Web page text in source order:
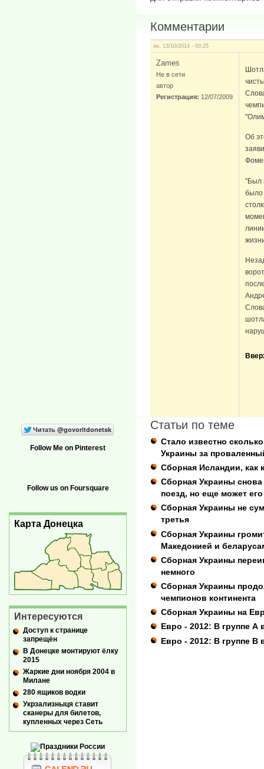
Комментарии
пн, 13/10/2014 - 00:25
Zames
Не в сети
автор
Регистрация: 12/07/2009
Об
"Был
было
Статьи по теме
Стало известно
Украины за
Сборная Исландии, как
Сборная Украины
поезд, но еще может его
Сборная Украины не
третья
Сборная Украины
Македонией и
Сборная Украины
немного
Сборная Украины
чемпионов континента
Сборная Украины на
Евро - 2012: В группе А
Евро - 2012: В группе В
Follow Me on Pinterest
Follow us on Foursquare
Карта Донецка
Интересуются
Доступ к странице
запрещён
В Донецке монтируют ёлку
2015
Жаркие дни ноября 2004 в
Милане
280 ящиков водки
Укрзализныця ставит
сканеры для билетов,
купленных через Сеть